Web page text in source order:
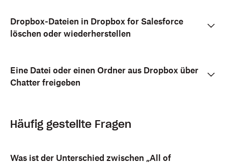
Dropbox-Dateien in Dropbox for Salesforce
löschen oder wiederherstellen
Eine Datei oder einen Ordner aus Dropbox über
Chatter freigeben
Häufig gestellte Fragen
Was ist der Unterschied zwischen „All of